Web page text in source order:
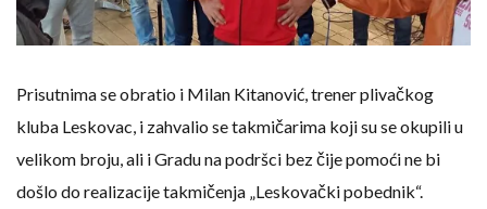
Prisutnima se obratio i Milan Kitanović, trener plivačkog
kluba Leskovac, i zahvalio se takmičarima koji su se okupili u
velikom broju, ali i Gradu na podršci bez čije pomoći ne bi
došlo do realizacije takmičenja „Leskovački pobednik“.